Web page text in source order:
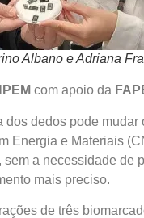
Albano e Adriana
com apoio da
dos dedos pode
Energia e Materiais
a necessidade de
mais preciso.
de três